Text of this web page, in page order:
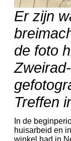
Er zijn
de foto
Treffen
In de
huisarbeid en
winkel had in